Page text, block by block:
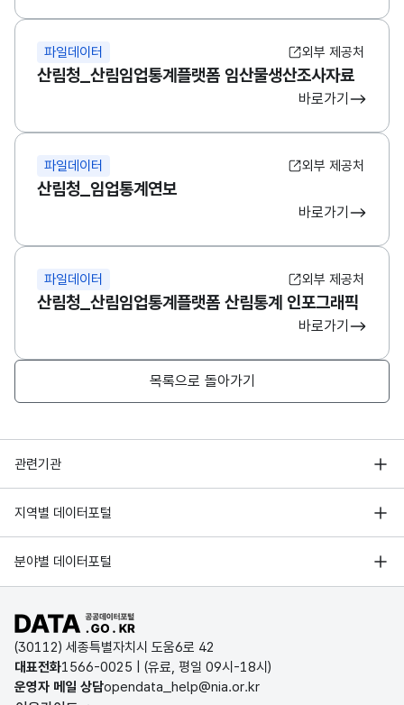
파일데이터 외부 제공처
산림청_산림임업통계플랫폼 임산물생산조사자료
바로가기
파일데이터 외부 제공처
산림청_임업통계연보
바로가기
파일데이터 외부 제공처
산림청_산림임업통계플랫폼 산림통계 인포그래픽
바로가기
목록으로 돌아가기
관련기관
행정안전부
한국지능정보사회진흥원
국가정보자원관리원
지역별 데이터포털
서울 열린데이터광장
경기데이터드림
D-데이터허브
인천데이터포털
울산광역시 데이터포털
분야별 데이터포털
기상자료개방포털
국토교통부 공간정보오픈플랫폼
환경부 환경데이터포털
문화데이터광장
농림축산식품 공공데이터포털
공공데이터포털 바로가기
(30112) 세종특별자치시 도움6로 42
대표전화1566-0025 | (유료, 평일 09시-18시)
운영자 메일 상담opendata_help@nia.or.kr